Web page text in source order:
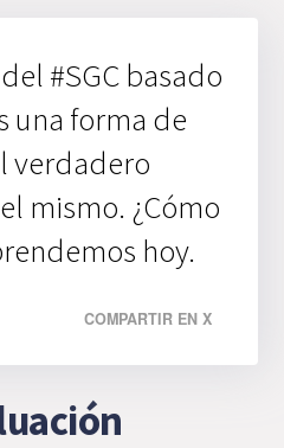
#SGC basado
una forma de
verdadero
mismo. ¿Cómo
hoy.
COMPARTIR EN X